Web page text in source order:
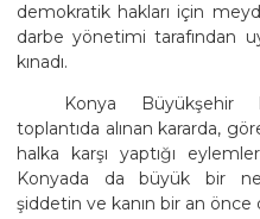
demokratik hakları için
darbe yönetimi tarafından
kınadı.
Konya Büyükşehir
toplantıda alınan kararda,
halka karşı yaptığı
Konyada da büyük bir
şiddetin ve kanın bir an önce